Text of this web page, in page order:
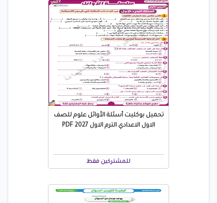
تحميل بوكليت أسئلة الأوائل علوم للصف
الاول الاعدادي الترم الاول 2027 PDF
للمشتركين فقط